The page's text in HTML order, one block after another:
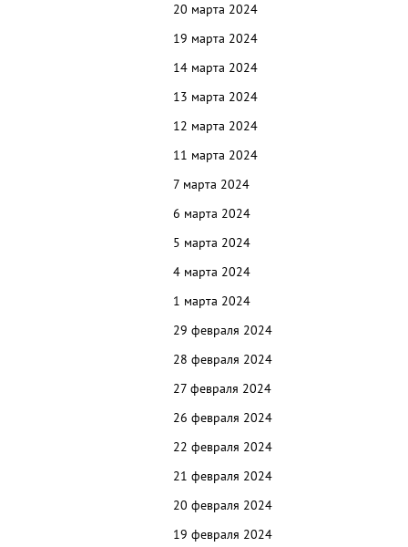
20 марта 2024
19 марта 2024
14 марта 2024
13 марта 2024
12 марта 2024
11 марта 2024
7 марта 2024
6 марта 2024
5 марта 2024
4 марта 2024
1 марта 2024
29 февраля 2024
28 февраля 2024
27 февраля 2024
26 февраля 2024
22 февраля 2024
21 февраля 2024
20 февраля 2024
19 февраля 2024